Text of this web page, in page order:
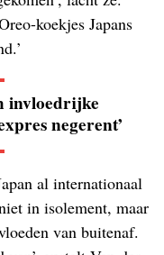
koekjes Japans
invloedrijke
negerent’
al internationaal
in isolement, maar
van buitenaf.